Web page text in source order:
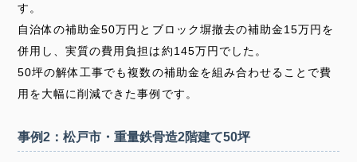
す。
自治体の補助金50万円とブロック塀撤去の補助金15万円を
併用し、実質の費用負担は約145万円でした。
50坪の解体工事でも複数の補助金を組み合わせることで費
用を大幅に削減できた事例です。
事例2：松戸市・重量鉄骨造2階建て50坪